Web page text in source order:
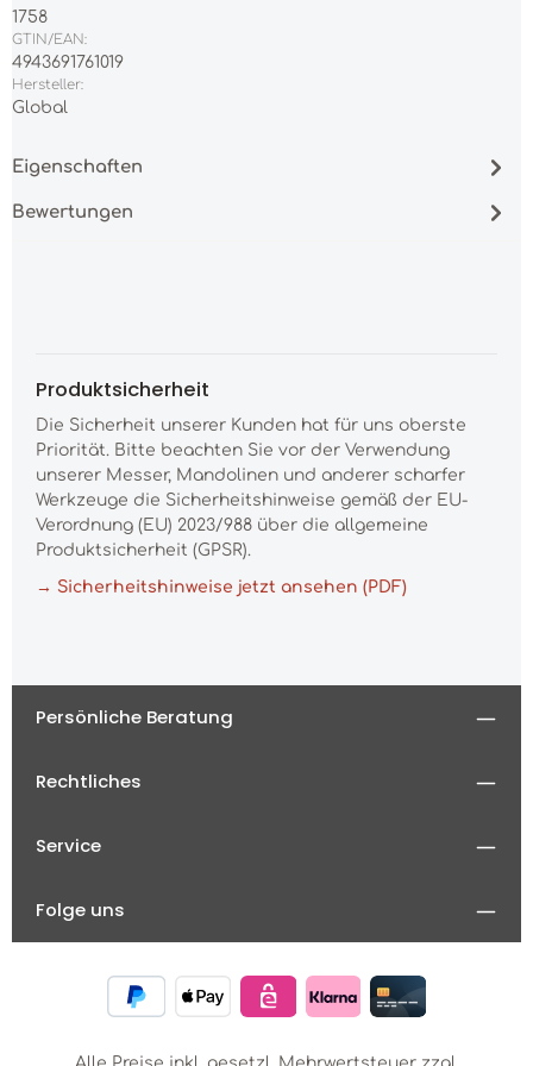
1758
GTIN/EAN:
4943691761019
Hersteller:
Global
Eigenschaften
Bewertungen
Produktsicherheit
Die Sicherheit unserer Kunden hat für uns oberste
Priorität. Bitte beachten Sie vor der Verwendung
unserer Messer, Mandolinen und anderer scharfer
Werkzeuge die Sicherheitshinweise gemäß der EU-
Verordnung (EU) 2023/988 über die allgemeine
Produktsicherheit (GPSR).
→ Sicherheitshinweise jetzt ansehen (PDF)
Persönliche Beratung
Rechtliches
Service
Folge uns